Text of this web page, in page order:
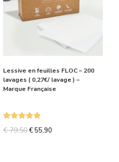
Lessive en feuilles FLOC – 200
lavages ( 0,27€/ lavage ) –
Marque Française
€79,50€55,90